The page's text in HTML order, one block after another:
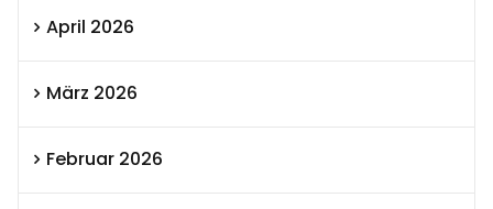
April 2026
März 2026
Februar 2026